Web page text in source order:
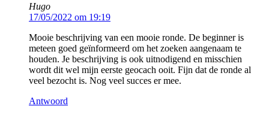
Hugo
17/05/2022 om 19:19
Mooie beschrijving van een mooie ronde. De beginner is
meteen goed geïnformeerd om het zoeken aangenaam te
houden. Je beschrijving is ook uitnodigend en misschien
wordt dit wel mijn eerste geocach ooit. Fijn dat de ronde al
veel bezocht is. Nog veel succes er mee.
Antwoord